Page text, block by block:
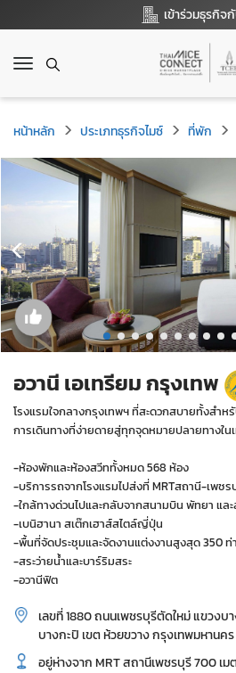
เข้าร่วมธุรกิจ
T
g
g
l
e
g
a
t
i
o
n
หน้าหลัก ประเภทธุรกิจไมซ์ ที่พัก
อวานี เอเทรียม กรุงเทพ
โรงแรมใจกลางกรุงเทพฯ ที่สะดวกสบายทั้งสำห
การเดินทางที่ง่ายดายสู่ทุกจุดหมายปลายทางใน
-ห้องพักและห้องสวีททั้งหมด 568 ห้อง
-บริการรถจากโรงแรมไปส่งที่ MRTสถานี-เพชร
-ใกล้ทางด่วนไปและกลับจากสนามบิน พัทยา แล
-เบนิฮานา สเต๊กเฮาส์สไตล์ญี่ปุ่น
-พื้นที่จัดประชุมและจัดงานแต่งงานสูงสุด 350 ท่
-สระว่ายน้ำและบาร์ริมสระ
-อวานีฟิต
เลขที่ 1880 ถนนเพชรบุรีตัดใหม่ แขวงบ
บางกะปิ เขต ห้วยขวาง กรุงเทพมหานคร
อยู่ห่างจาก MRT สถานีเพชรบุรี 700 เม